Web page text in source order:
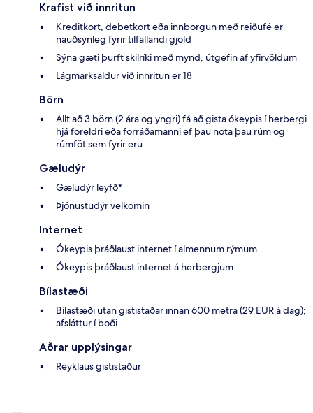
Krafist við innritun
Kreditkort, debetkort eða innborgun með reiðufé er
nauðsynleg fyrir tilfallandi gjöld
Sýna gæti þurft skilríki með mynd, útgefin af yfirvöldum
Lágmarksaldur við innritun er 18
Börn
Allt að 3 börn (2 ára og yngri) fá að gista ókeypis í herbergi
hjá foreldri eða forráðamanni ef þau nota þau rúm og
rúmföt sem fyrir eru.
Gæludýr
Gæludýr leyfð*
Þjónustudýr velkomin
Internet
Ókeypis þráðlaust internet í almennum rýmum
Ókeypis þráðlaust internet á herbergjum
Bílastæði
Bílastæði utan gististaðar innan 600 metra (29 EUR á dag);
afsláttur í boði
Aðrar upplýsingar
Reyklaus gististaður